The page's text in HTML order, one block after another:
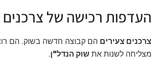
העדפות רכישה של צרכנים
צרכנים צעירים הם קבוצה חדשה בשוק. הם
מצליחה לשנות אתשוק הנדל"ן.